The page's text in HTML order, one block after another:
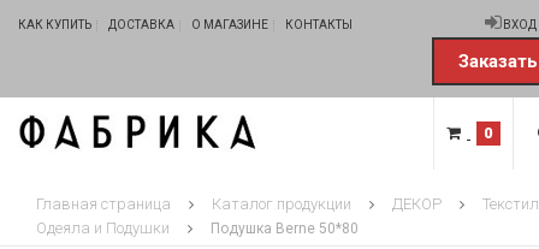
КАК КУПИТЬ ДОСТАВКА О МАГАЗИНЕ КОНТАКТЫ ВХОД
0
Главная страница Каталог продукции ДЕКОР
Одеяла и Подушки
Подушка Berne 50*80